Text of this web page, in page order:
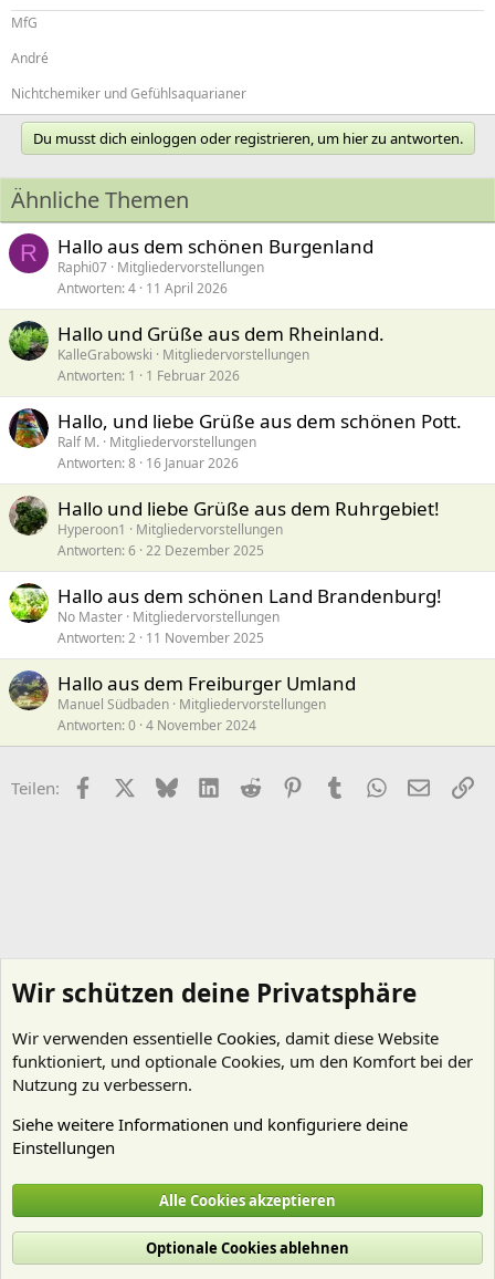
MfG
André
Nichtchemiker und Gefühlsaquarianer
Du musst dich einloggen oder registrieren, um hier zu antworten.
Ähnliche Themen
R Hallo aus dem schönen Burgenland
Raphi07 Mitgliedervorstellungen
Antworten 4 11 April 2026
Hallo und Grüße aus dem Rheinland.
KalleGrabowski
Mitgliedervorstellungen
Antworten 1 1 Februar 2026
Hallo, und liebe Grüße aus dem schönen Pott.
Ralf M. Mitgliedervorstellungen
Antworten 8 16 Januar 2026
Hallo und liebe Grüße aus dem Ruhrgebiet!
Hyperoon1
Mitgliedervorstellungen
Antworten 6 22 Dezember 2025
Hallo aus dem schönen Land Brandenburg!
No Master Mitgliedervorstellungen
Antworten 2 11 November 2025
Hallo aus dem Freiburger Umland
Manuel Südbaden Mitgliedervorstellungen
Antworten 0 4 November 2024
Teilen: FacebookX (Twitter)
BlueskyLinkedIn
Reddit PinterestTumblr WhatsApp
E-Mail
Cookies
Deutsch (Du)
Nutzungsbedingungen
Datenschutz Hilfe und Impressum
R
Wir schützen deine Privatsphäre
Wir verwenden essentielle Cookies, damit diese Website
funktioniert, und optionale Cookies, um den Komfort bei der
Nutzung zu verbessern.
Siehe weitere Informationen und konfiguriere deine
Einstellungen
Alle Cookies akzeptieren
Optionale Cookies ablehnen